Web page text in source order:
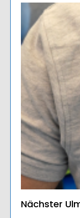
Nächster